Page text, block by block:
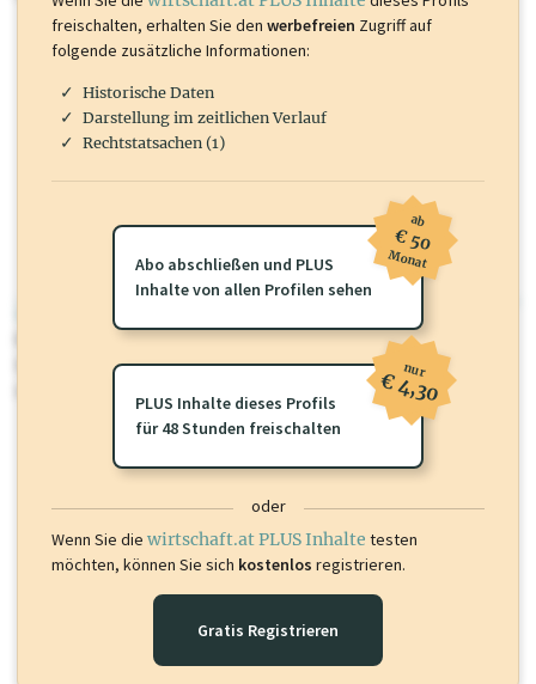
Für dieses Profil gibt es zusätzlichewirtschaft.at PLUS Inhalte
Sie momentan nicht einsehen können. Schalten Sie dieses Profil frei
oder loggen Sie sich ein um diese Inhalte zu sehen.
freischalten, erhalten Sie den werbefreien Zugriff auf
folgende zusätzliche Informationen:
Historische Daten
Darstellung im zeitlichen Verlauf
Rechtstatsachen (1)
Abo abschließen und PLUS
Inhalte von allen Profilen sehen
ab
€ 50
Monat
PLUS Inhalte dieses Profils
für 48 Stunden freischalten
nur
€ 4,30
oder
Wenn Sie die wirtschaft.at PLUS Inhalte testen
möchten, können Sie sich kostenlos registrieren.
Gratis Registrieren